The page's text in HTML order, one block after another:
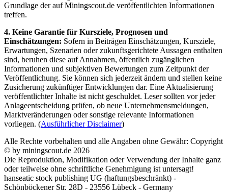
Grundlage der auf Miningscout.de veröffentlichten Informationen
treffen.
4. Keine Garantie für Kursziele, Prognosen und
Einschätzungen: Sofern in Beiträgen Einschätzungen, Kursziele,
Erwartungen, Szenarien oder zukunftsgerichtete Aussagen enthalten
sind, beruhen diese auf Annahmen, öffentlich zugänglichen
Informationen und subjektiven Bewertungen zum Zeitpunkt der
Veröffentlichung. Sie können sich jederzeit ändern und stellen keine
Zusicherung zukünftiger Entwicklungen dar. Eine Aktualisierung
veröffentlichter Inhalte ist nicht geschuldet. Leser sollten vor jeder
Anlageentscheidung prüfen, ob neue Unternehmensmeldungen,
Marktveränderungen oder sonstige relevante Informationen
vorliegen. (Ausführlicher Disclaimer)
Alle Rechte vorbehalten und alle Angaben ohne Gewähr: Copyright
© by miningscout.de 2026
Die Reproduktion, Modifikation oder Verwendung der Inhalte ganz
oder teilweise ohne schriftliche Genehmigung ist untersagt!
hanseatic stock publishing UG (haftungsbeschränkt) -
Schönböckener Str. 28D - 23556 Lübeck - Germany